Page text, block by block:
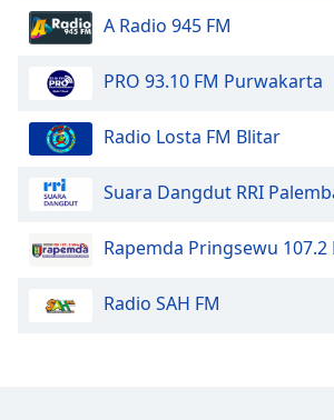
Caption
Area
Opacity
Size
A Radio 945 FM
PRO 93.10 FM Purwakarta
Radio Losta FM Blitar
Suara Dangdut RRI
Rapemda Pringsewu 107.2
Radio SAH FM